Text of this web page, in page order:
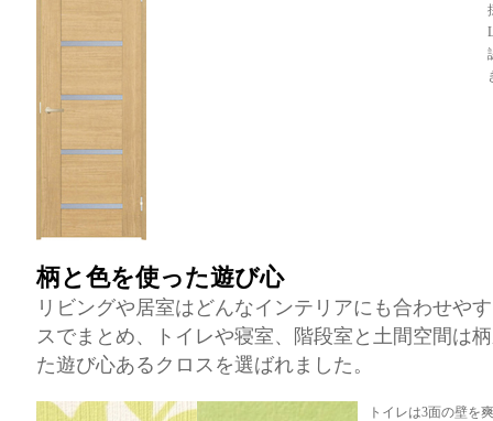
柄と色を使った遊び心
リビングや居室はどんなインテリアにも合わせや
スでまとめ、トイレや寝室、階段室と土間空間は
た遊び心あるクロスを選ばれました。
トイレは3面の壁を